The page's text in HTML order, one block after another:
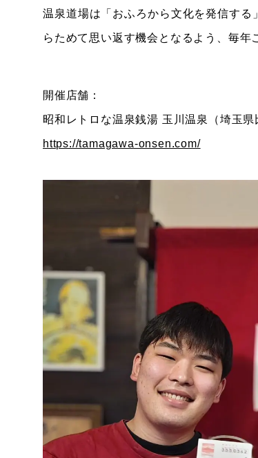
温泉道場は「おふろから文化を発信す
らためて思い返す機会となるよう、毎年
開催店舗：
昭和レトロな温泉銭湯 玉川温泉（埼玉県
https://tamagawa-onsen.com/